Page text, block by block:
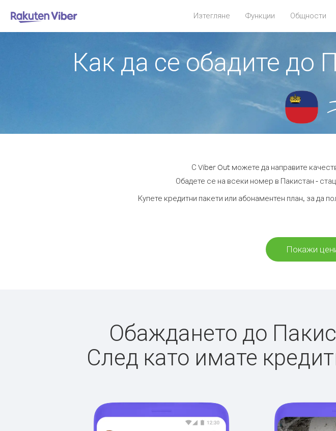
Изтегляне Функции Общности
Как да се обадите до
С Viber Out можете да направите
Обадете се на всеки номер в Пакистан -
Купете кредитни пакети или абонаментен план, за да
Покажи
Обаждането до
След като имате